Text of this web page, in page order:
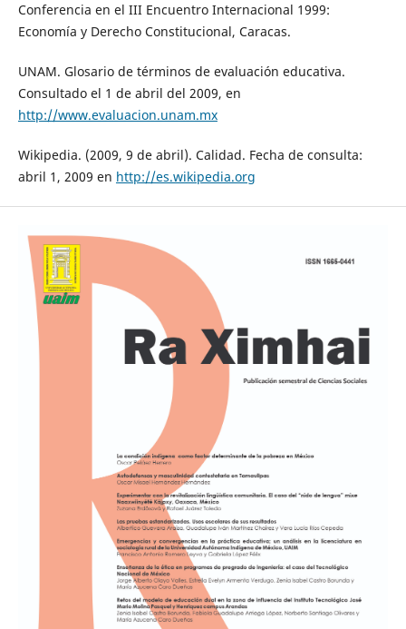
Conferencia en el III Encuentro Internacional 1999:
Economía y Derecho Constitucional, Caracas.
UNAM. Glosario de términos de evaluación educativa.
Consultado el 1 de abril del 2009, en
http://www.evaluacion.unam.mx
Wikipedia. (2009, 9 de abril). Calidad. Fecha de consulta:
abril 1, 2009 en http://es.wikipedia.org